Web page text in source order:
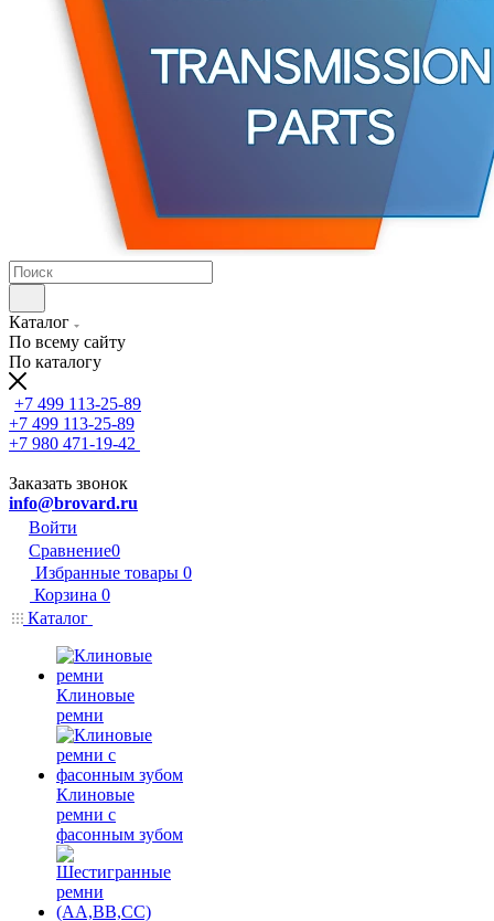
Каталог
По всему сайту
По каталогу
+7 499 113-25-89
+7 499 113-25-89
+7 980 471-19-42
Заказать звонок
info@brovard.ru
Войти
Сравнение0
Избранные товары 0
Корзина 0
Каталог
Клиновые
ремни
Клиновые
ремни с
фасонным зубом